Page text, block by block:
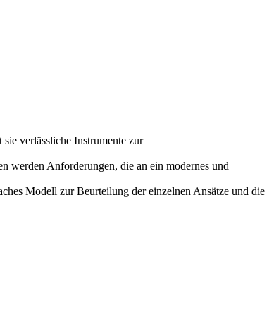
verlässliche Instrumente zur
werden Anforderungen, die an ein modernes und
Modell zur Beurteilung der einzelnen Ansätze und die